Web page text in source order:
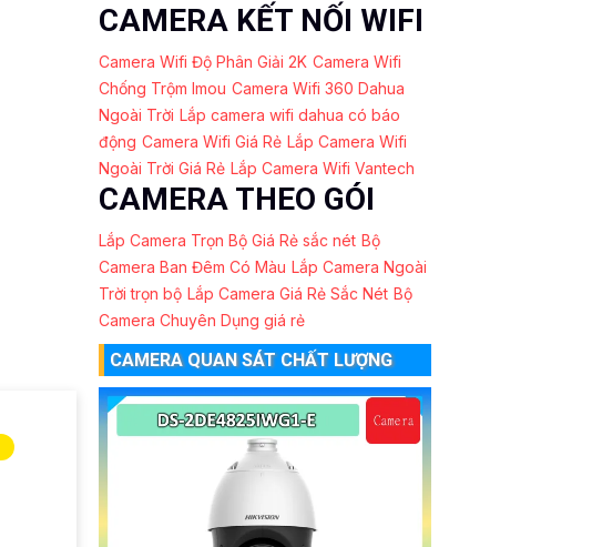
CAMERA KẾT NỐI WIFI
Camera Wifi Độ Phân Giải 2K Camera Wifi
Chống Trộm Imou Camera Wifi 360 Dahua
Ngoài Trời Lắp camera wifi dahua có báo
động Camera Wifi Giá Rẻ Lắp Camera Wifi
Ngoài Trời Giá Rẻ Lắp Camera Wifi Vantech
CAMERA THEO GÓI
Lắp Camera Trọn Bộ Giá Rẻ sắc nét Bộ
Camera Ban Đêm Có Màu Lắp Camera Ngoài
Trời trọn bộ Lắp Camera Giá Rẻ Sắc Nét Bộ
Camera Chuyên Dụng giá rẻ
CAMERA QUAN SÁT CHẤT LƯỢNG